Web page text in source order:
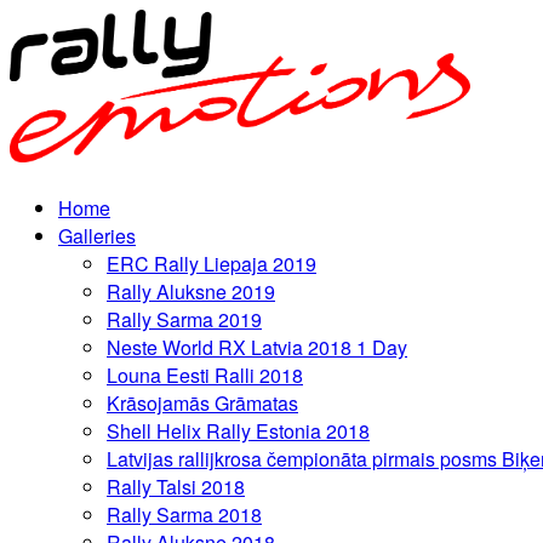
Home
Galleries
ERC Rally Liepaja 2019
Rally Aluksne 2019
Rally Sarma 2019
Neste World RX Latvia 2018 1 Day
Louna Eesti Ralli 2018
Krāsojamās Grāmatas
Shell Helix Rally Estonia 2018
Latvijas rallijkrosa čempionāta pirmais posms
Rally Talsi 2018
Rally Sarma 2018